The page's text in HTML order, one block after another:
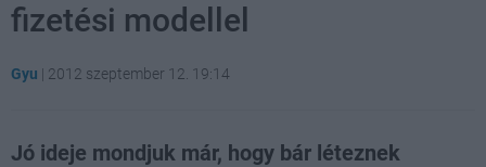
fizetési modellel
Gyu | 2012 szeptember 12. 19:14
Jó ideje mondjuk már, hogy bár léteznek